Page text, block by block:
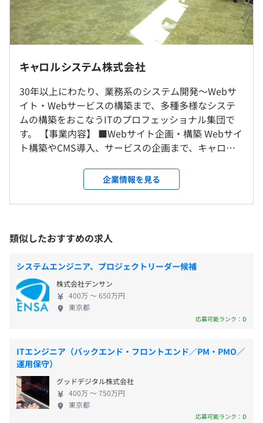
∟直近は外部講師を招いて実施→エンジニア教育カリキュ
ラムの専門チームがあるため、エンジニア組織およびエン
ジニアメンバーからの声をベースに勉強会を実施していま
・書籍購入制度
・資格奨励制度
・リーダー、Mgrによるコードレビュー
相談の上、ご希望のマシンを支給いたします。
【開発環境例】
・環境：PC（Windows、Mac）やデュアルディスプレイ
渋谷本社、池袋開発センター（豊島区東池袋）、自宅、そ
の他顧客指定の場所での勤務となります。
（※想定年収は年収提示額を保証するものではありません）
10：00～19：00（実労働時間1日8時間）
※本社勤務の場合
休憩時間：12：00〜13：00（60分）
平均残業時間：平均10〜20時間／月
・夏季休暇
・創立記念日休暇
・慶弔休暇
・産前産後休暇
・育児休暇（女性社員だけでなく、男性社員も取得しまし
・年次有給休暇（初年度10日間、最高20日間付与）
・通勤手当
キャロルシステム株式会社
30年以上にわたり、業務系のシステム開発〜Webサ
イト・Webサービスの構築まで、多種多様なシステ
ムの構築をおこなうITのプロフェッショナル集団で
す。 【事業内容】 ■Webサイト企画・構築 Webサイ
ト構築やCMS導入、サービスの企画まで、キャロル
す。70社を超えるCMSによる大規模Webサイト構築
や、Webサービスの企画・開発など実績を積み重ね
ています。Webサイト開発実績は100以上！戦略的な
います。 ■業務システム開発 システムコンサルティ
ングからマネジメント、設計、実装、テスト、保守
運用まで、システム開発に関わるあらゆる業務をサ
ポートしています。最新の技術を用いて、さまざまな
システムを250社以上に提供してきました。オーダー
メイド受託開発はもちろん、システムリノベーショ
ンや情シスBPOも手がけています。 ■エンジニアリ
問型開発支援の3つの手段で、業務システム、Webサ
イト、組込みシステム、携帯電話・スマートフォ
ン、100を超えるシステム評価・検証事業を展開して
います。 わたしたちは、製薬会社、化粧品会社、百
貨店、学習塾、中古車販売サイトなど、さまざまな
Webサービスの構築や業務システムの開発をおこな
企業情報を見る
類似したおすすめの求人
システムエンジニア、プロジェクトリーダー候補
株式会社デンサン
400万 〜 650万円
東京都
応募可能ランク：D
ITエンジニア（バックエンド・フロントエンド／PM・PMO／
運用保守）
グッドデジタル株式会社
400万 〜 750万円
東京都
応募可能ランク：D